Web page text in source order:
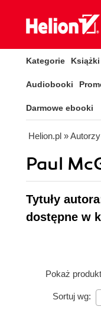
Kategorie Książki
Audiobooki
Darmowe ebooki
Helion.pl » Autorzy
Paul
Tytuły
dostępne w
Pokaż
Sortuj wg: